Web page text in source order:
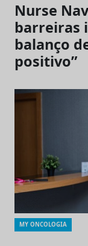
Nurse
barreiras
balanço
positivo”
MY ONCOLOGIA